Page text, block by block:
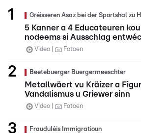
Gréisseren Asaz bei der Sportshal zu
5 Kanner a 4 Educateuren
nodeems si Ausschlag
Video Fotoen
Beetebuerger Buergermeeschter
Metallwäert vu Kräizer a
Vandalismus u Griewer sinn
Video Fotoen
Frauduléis Immigratioun